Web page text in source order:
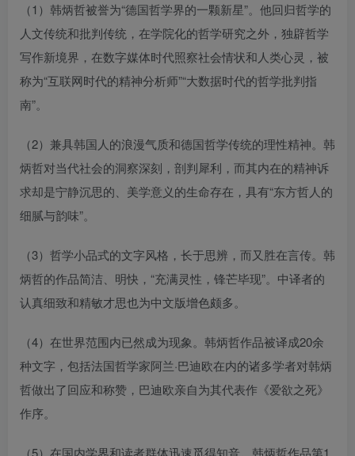
（1）韩炳哲被誉为“德国哲学界的一颗新星”。他回归哲学的
人文传统和批判传统，在学院化的哲学研究之外，独辟哲学
写作新境界，在数字媒体时代照察社会情状和人类心灵，被
称为“互联网时代的精神分析师”“大数据时代的哲学批判指
南”。
（2）兼具韩国人的浪漫气质和德国哲学传统的理性精神。韩
炳哲对当代社会的洞察深刻，剖判犀利，而其内在的精神诉
求却是宁静沉思的、美学意义的生命存在，具有“东方哲人的
细腻与韵味”。
（3）哲学小品式的文字风格，长于思辨，而又胜在言传。韩
炳哲的作品简洁、明快，“充满灵性，锋芒毕现”。中译者的
认真细致和精敏才思也为中文版增色颇多。
（4）在世界范围内已然成为现象。韩炳哲作品被译成20余
种文字，包括法国哲学家阿兰·巴迪欧在内的诸多学者对韩炳
哲做出了回应和称赞，巴迪欧亲自为其代表作《爱欲之死》
作序。
（5）在国内学界和读者群体迅速觅得知音。韩炳哲作品第1